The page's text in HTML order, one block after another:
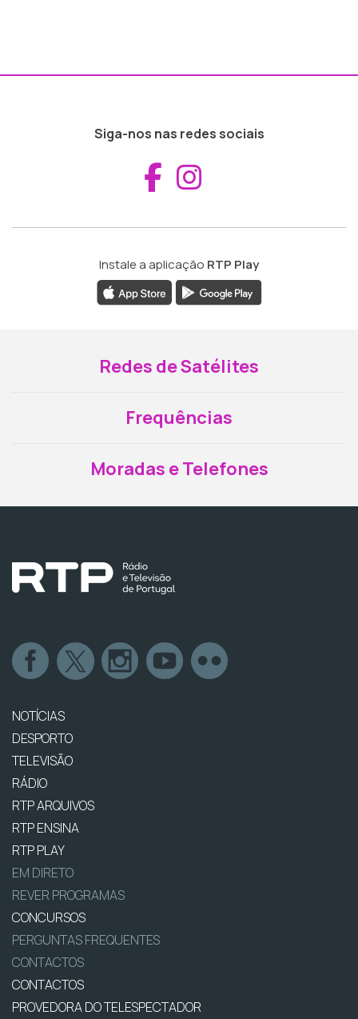
Siga-nos nas redes sociais
Aceder ao
Instale a aplicação RTP Play
Redes de Satélites
Frequências
Moradas e Telefones
NOTÍCIAS
DESPORTO
TELEVISÃO
RÁDIO
RTP ARQUIVOS
RTP ENSINA
RTP PLAY
EM DIRETO
REVER PROGRAMAS
CONCURSOS
PERGUNTAS FREQUENTES
CONTACTOS
CONTACTOS
PROVEDORA DO TELESPECTADOR